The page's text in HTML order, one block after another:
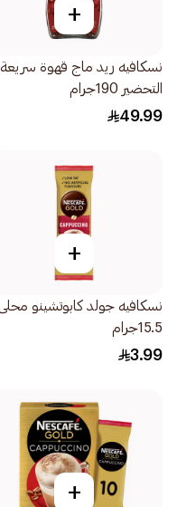
+
نسكافيه ريد ماج قهوة سريعة
التحضير 190جرام
49.99
+
نسكافيه جولد كابوتشينو
15.5جرام
3.99
+